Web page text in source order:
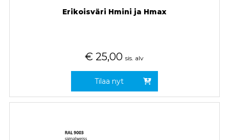
Erikoisväri Hmini ja Hmax
€ 25,00 sis. alv
Tilaa nyt